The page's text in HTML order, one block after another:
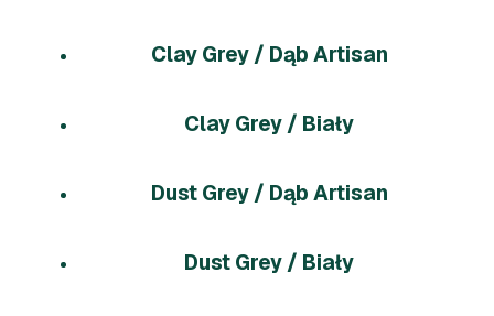
Clay Grey / Dąb Artisan
Clay Grey / Biały
Dust Grey / Dąb Artisan
Dust Grey / Biały